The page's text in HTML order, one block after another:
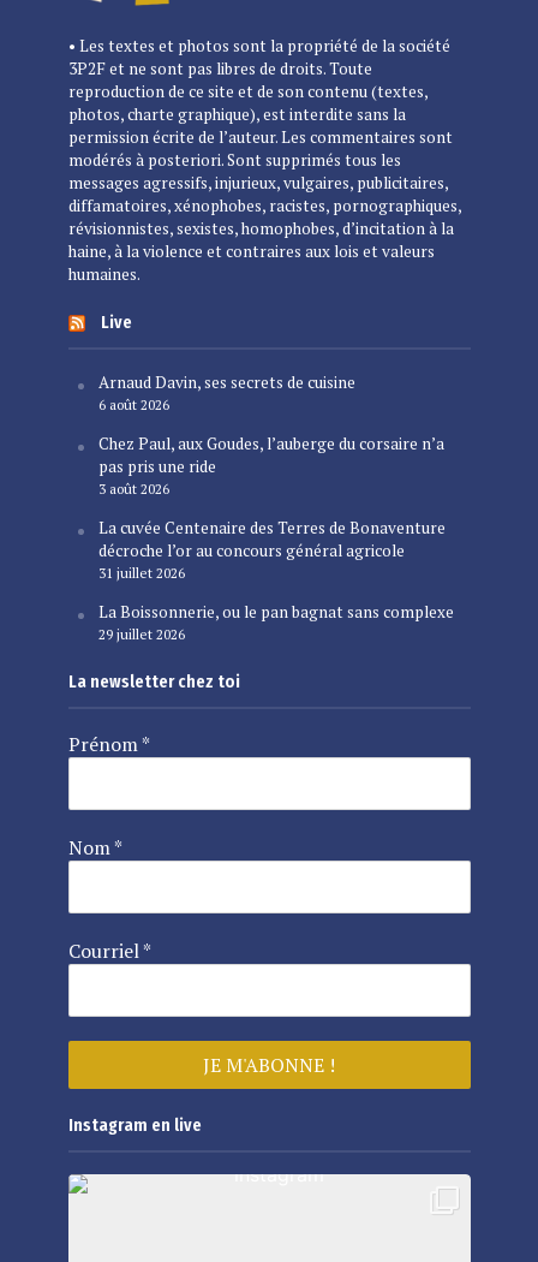
• Les textes et photos sont la propriété de la société
3P2F et ne sont pas libres de droits. Toute
reproduction de ce site et de son contenu (textes,
photos, charte graphique), est interdite sans la
permission écrite de l’auteur. Les commentaires sont
modérés à posteriori. Sont supprimés tous les
messages agressifs, injurieux, vulgaires, publicitaires,
diffamatoires, xénophobes, racistes, pornographiques,
révisionnistes, sexistes, homophobes, d’incitation à la
haine, à la violence et contraires aux lois et valeurs
humaines.
Live
Arnaud Davin, ses secrets de cuisine
6 août 2026
Chez Paul, aux Goudes, l’auberge du corsaire n’a
pas pris une ride
3 août 2026
La cuvée Centenaire des Terres de Bonaventure
décroche l’or au concours général agricole
31 juillet 2026
La Boissonnerie, ou le pan bagnat sans complexe
29 juillet 2026
La newsletter chez toi
Prénom*
Nom*
Courriel*
Instagram en live